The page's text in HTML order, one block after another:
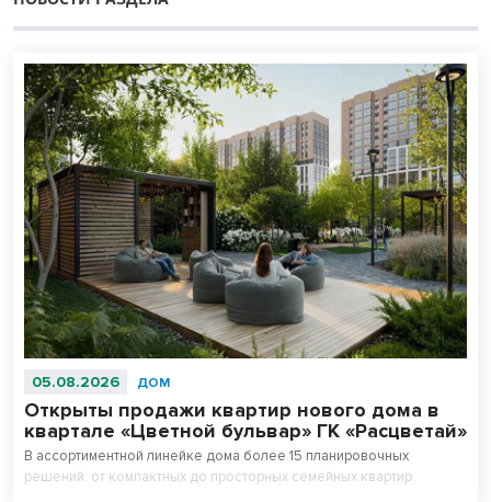
05.08.2026 ДОМ
Открыты продажи квартир нового дома в
квартале «Цветной бульвар» ГК «Расцветай»
В ассортиментной линейке дома более 15 планировочных
решений: от компактных до просторных семейных квартир.